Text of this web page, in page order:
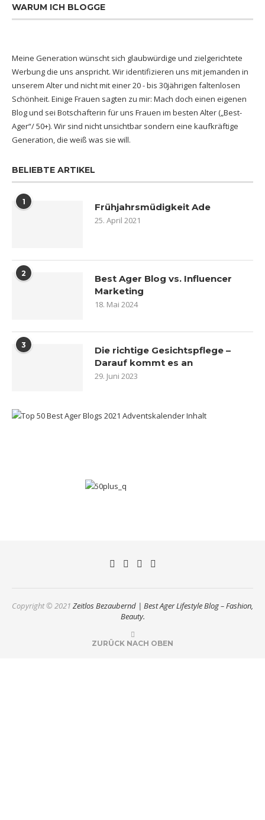
WARUM ICH BLOGGE
Meine Generation wünscht sich glaubwürdige und zielgerichtete
Werbung die uns anspricht. Wir identifizieren uns mit jemanden in
unserem Alter und nicht mit einer 20 - bis 30jährigen faltenlosen
Schönheit. Einige Frauen sagten zu mir: Mach doch einen eigenen
Blog und sei Botschafterin für uns Frauen im besten Alter („Best-
Ager“/ 50+). Wir sind nicht unsichtbar sondern eine kaufkräftige
Generation, die weiß was sie will.
BELIEBTE ARTIKEL
1 Frühjahrsmüdigkeit Ade
25. April 2021
2
Best Ager Blog vs. Influencer
Marketing
18. Mai 2024
3
Die richtige Gesichtspflege –
Darauf kommt es an
29. Juni 2023
Copyright © 2021 Zeitlos Bezaubernd | Best Ager Lifestyle Blog – Fashion,
Beauty.
ZURÜCK NACH OBEN